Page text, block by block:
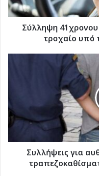
υπό
την
επήρειαΣύλληψη
τροχαίο υπό
και
τραπεζοκαθίσματα
σε
Ρόδο
και
ΚάλυμνοΣυλλήψεις για